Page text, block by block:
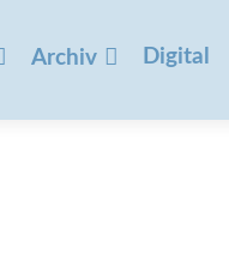
Archiv Digital